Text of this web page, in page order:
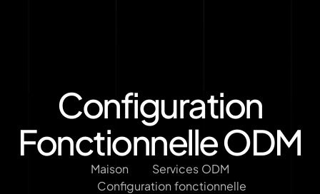
Configuration
Fonctionnelle ODM
Maison
Services ODM
Configuration fonctionnelle